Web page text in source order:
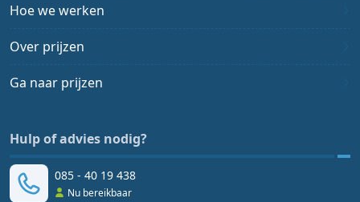
Hoe we werken
Over prijzen
Ga naar prijzen
Hulp of advies nodig?
085 - 40 19 438
Nu bereikbaar